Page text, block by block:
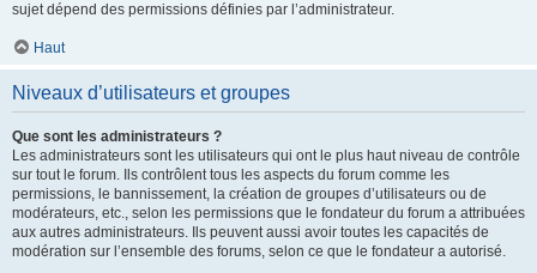
sujet dépend des permissions définies par l’administrateur.
Haut
Niveaux d’utilisateurs et groupes
Que sont les administrateurs ?
Les administrateurs sont les utilisateurs qui ont le plus haut niveau de contrôle
sur tout le forum. Ils contrôlent tous les aspects du forum comme les
permissions, le bannissement, la création de groupes d’utilisateurs ou de
modérateurs, etc., selon les permissions que le fondateur du forum a attribuées
aux autres administrateurs. Ils peuvent aussi avoir toutes les capacités de
modération sur l’ensemble des forums, selon ce que le fondateur a autorisé.